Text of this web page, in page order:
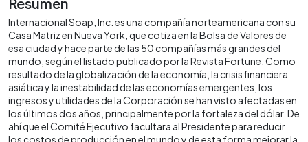
Internacional Soap, Inc. es una compañía norteamericana con su
Casa Matriz en Nueva York, que cotiza en la Bolsa de Valores de
esa ciudad y hace parte de las 50 compañías más grandes del
mundo, según el listado publicado por la Revista Fortune. Como
resultado de la globalización de la economía, la crisis financiera
asiática y la inestabilidad de las economías emergentes, los
ingresos y utilidades de la Corporación se han visto afectadas en
los últimos dos años, principalmente por la fortaleza del dólar. De
ahí que el Comité Ejecutivo facultara al Presidente para reducir
los costos de producción en el mundo y de esta forma mejorar la